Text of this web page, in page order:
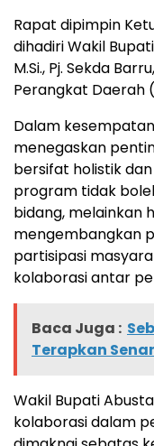
Rapat dipimpin
dihadiri Wakil
M.Si., Pj. Sekda
Perangkat Daerah
Dalam
menegaskan
bersifat holistik
program tidak
bidang, melainkan
mengembangkan
partisipasi
kolaborasi antar
Baca Juga :
Terapkan
Wakil Bupati
kolaborasi dalam